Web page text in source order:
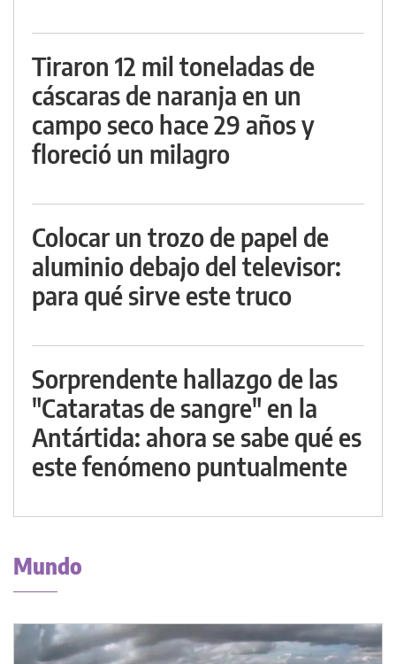
Tiraron 12 mil toneladas de
cáscaras de naranja en un
campo seco hace 29 años y
floreció un milagro
Colocar un trozo de papel de
aluminio debajo del televisor:
para qué sirve este truco
Sorprendente hallazgo de las
"Cataratas de sangre" en la
Antártida: ahora se sabe qué es
este fenómeno puntualmente
Mundo